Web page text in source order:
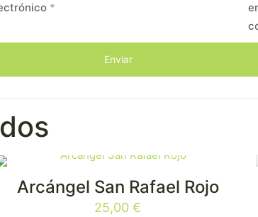
*
Arcángel San Rafael Rojo
25,00€